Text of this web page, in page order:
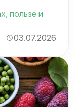
пользе и
03.07.2026